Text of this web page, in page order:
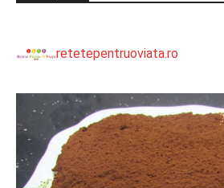
retetepentruoviata.ro